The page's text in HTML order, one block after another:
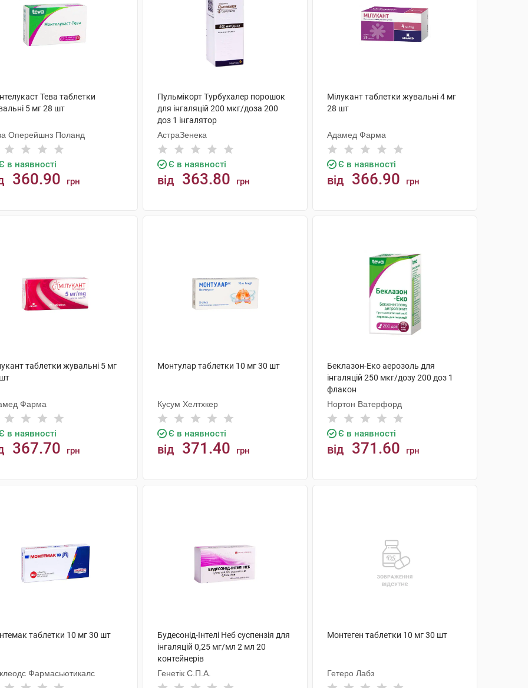
Тева таблетки
5 мг 28 шт
Оперейшнз Поланд
в наявності
360.90 грн
Пульмікорт Турбухалер порошок
для інгаляцій 200 мкг/доза 200
доз 1 інгалятор
АстраЗенека
Є в наявності
від 363.80 грн
Мілукант таблетки жувальні 4 мг
28 шт
Адамед Фарма
Є в наявності
від 366.90 грн
таблетки жувальні 5 мг
Фарма
в наявності
367.70 грн
Монтулар таблетки 10 мг 30 шт
Кусум Хелтхкер
Є в наявності
від 371.40 грн
Беклазон-Еко аерозоль для
інгаляцій 250 мкг/дозу 200 доз 1
флакон
Нортон Ватерфорд
Є в наявності
від 371.60 грн
таблетки 10 мг 30 шт
Фармасьютикалс
Будесонід-Інтелі Неб суспензія для
інгаляцій 0,25 мг/мл 2 мл 20
контейнерів
Генетік С.П.А.
Монтеген таблетки 10 мг 30 шт
Гетеро Лабз